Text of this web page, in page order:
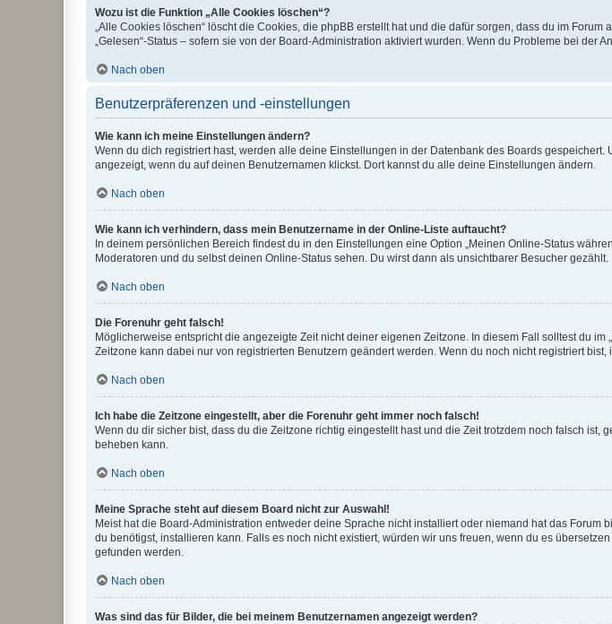
Wozu ist die Funktion „Alle Cookies löschen“?
„Alle Cookies löschen“ löscht die Cookies, die phpBB erstellt hat und die dafür sorgen, dass du im
„Gelesen“-Status – sofern sie von der Board-Administration aktiviert wurden. Wenn du Probleme bei der
Nach oben
Benutzerpräferenzen und -einstellungen
Wie kann ich meine Einstellungen ändern?
Wenn du dich registriert hast, werden alle deine Einstellungen in der Datenbank des Boards
angezeigt, wenn du auf deinen Benutzernamen klickst. Dort kannst du alle deine Einstellungen ändern.
Nach oben
Wie kann ich verhindern, dass mein Benutzername in der Online-Liste auftaucht?
In deinem persönlichen Bereich findest du in den Einstellungen eine Option „Meinen Online-Status
Moderatoren und du selbst deinen Online-Status sehen. Du wirst dann als unsichtbarer Besucher gezählt.
Nach oben
Die Forenuhr geht falsch!
Möglicherweise entspricht die angezeigte Zeit nicht deiner eigenen Zeitzone. In diesem Fall solltest du
Zeitzone kann dabei nur von registrierten Benutzern geändert werden. Wenn du noch nicht registriert bist,
Nach oben
Ich habe die Zeitzone eingestellt, aber die Forenuhr geht immer noch falsch!
Wenn du dir sicher bist, dass du die Zeitzone richtig eingestellt hast und die Zeit trotzdem noch falsch
beheben kann.
Nach oben
Meine Sprache steht auf diesem Board nicht zur Auswahl!
Meist hat die Board-Administration entweder deine Sprache nicht installiert oder niemand hat das
du benötigst, installieren kann. Falls es noch nicht existiert, würden wir uns freuen, wenn du es
gefunden werden.
Nach oben
Was sind das für Bilder, die bei meinem Benutzernamen angezeigt werden?